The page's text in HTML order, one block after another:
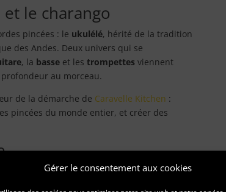
Gérer le consentement aux cookies
le charango
pincées : le ukulélé, hérité de la tradition
des Andes. Deux univers qui se
, la basse et les trompettes viennent
au morceau.
de la démarche de Caravelle Kitchen :
pincées du monde entier, et créer des